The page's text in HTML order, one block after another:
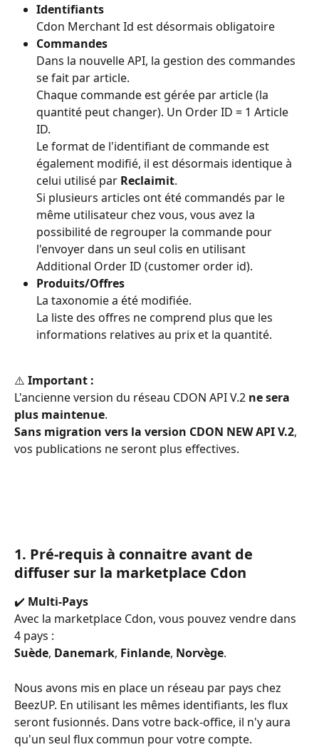
Identifiants
Cdon Merchant Id est désormais obligatoire
Commandes
Dans la nouvelle API, la gestion des commandes
se fait par article.
Chaque commande est gérée par article (la
quantité peut changer). Un Order ID = 1 Article
ID.
Le format de l'identifiant de commande est
également modifié, il est désormais identique à
celui utilisé par Reclaimit.
Si plusieurs articles ont été commandés par le
même utilisateur chez vous, vous avez la
possibilité de regrouper la commande pour
l'envoyer dans un seul colis en utilisant
Additional Order ID (customer order id).
Produits/Offres
La taxonomie a été modifiée.
La liste des offres ne comprend plus que les
informations relatives au prix et la quantité.
⚠️ Important :
L'ancienne version du réseau CDON API V.2 ne sera
plus maintenue.
Sans migration vers la version CDON NEW API V.2,
vos publications ne seront plus effectives.
1. Pré-requis à connaitre avant de
diffuser sur la marketplace Cdon
✔️ Multi-Pays
Avec la marketplace Cdon, vous pouvez vendre dans
4 pays :
Suède, Danemark, Finlande, Norvège.
Nous avons mis en place un réseau par pays chez
BeezUP. En utilisant les mêmes identifiants, les flux
seront fusionnés. Dans votre back-office, il n'y aura
qu'un seul flux commun pour votre compte.